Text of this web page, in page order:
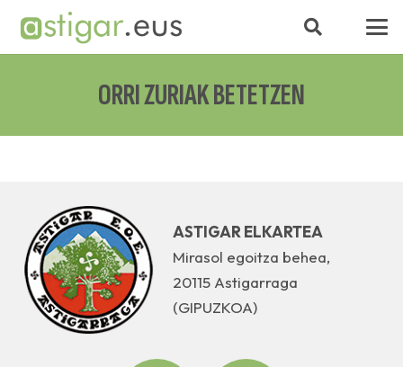
ORRI ZURIAK BETETZEN
ASTIGAR ELKARTEA
Mirasol egoitza behea,
20115 Astigarraga
(GIPUZKOA)